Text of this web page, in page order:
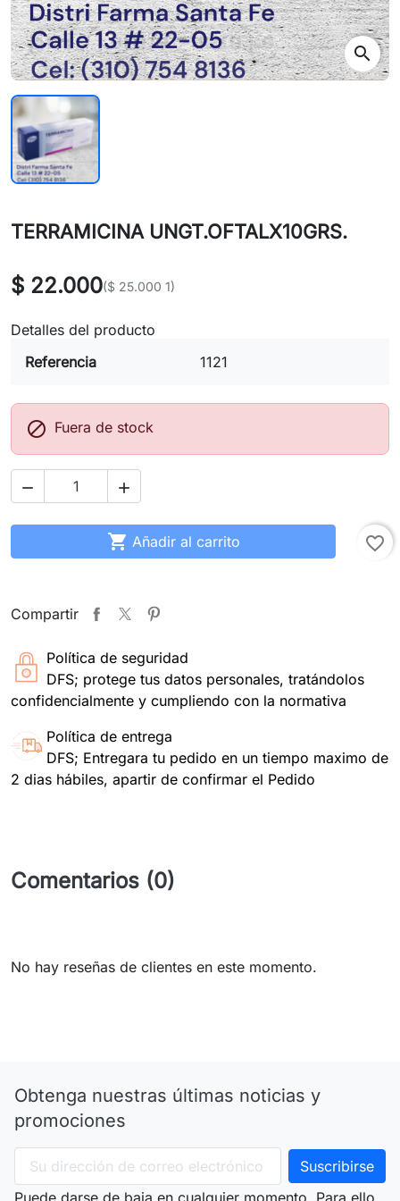
search
TERRAMICINA UNGT.OFTALX10GRS.
$ 22.000($ 25.000 1)
Detalles del producto
Referencia
1121
 Fuera de stock
 
 Añadir al carrito favorite_border
Compartir
Política de seguridad
DFS; protege tus datos personales, tratándolos
confidencialmente y cumpliendo con la normativa
Política de entrega
DFS; Entregara tu pedido en un tiempo maximo de
2 dias hábiles, apartir de confirmar el Pedido
Comentarios (0)
No hay reseñas de clientes en este momento.
Obtenga nuestras últimas noticias y
promociones